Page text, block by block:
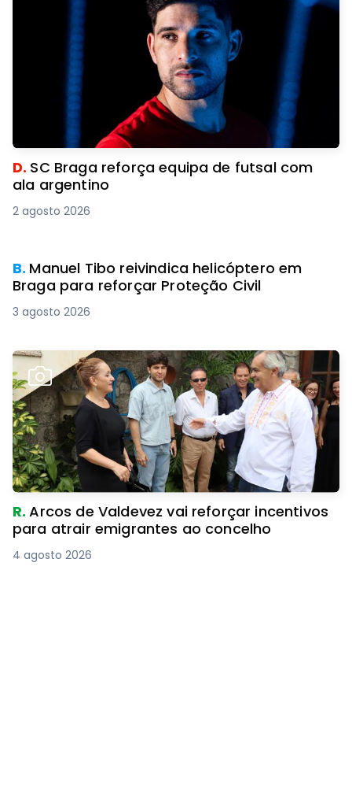
D. SC Braga reforça equipa de futsal com
ala argentino
2 agosto 2026
B. Manuel Tibo reivindica helicóptero em
Braga para reforçar Proteção Civil
3 agosto 2026
R.Arcos de Valdevez vai reforçar incentivos
para atrair emigrantes ao concelho
4 agosto 2026